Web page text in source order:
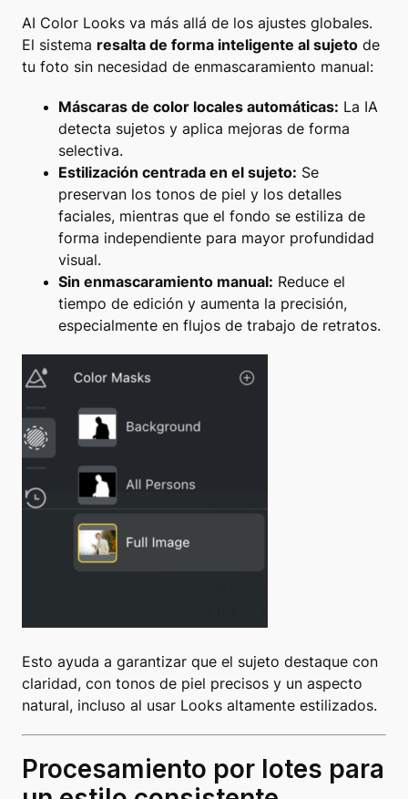
AI Color Looks va más allá de los ajustes globales.
El sistema resalta de forma inteligente al sujeto de
tu foto sin necesidad de enmascaramiento manual:
Máscaras de color locales automáticas: La IA
detecta sujetos y aplica mejoras de forma
selectiva.
Estilización centrada en el sujeto: Se
preservan los tonos de piel y los detalles
faciales, mientras que el fondo se estiliza de
forma independiente para mayor profundidad
visual.
Sin enmascaramiento manual: Reduce el
tiempo de edición y aumenta la precisión,
especialmente en flujos de trabajo de retratos.
Esto ayuda a garantizar que el sujeto destaque con
claridad, con tonos de piel precisos y un aspecto
natural, incluso al usar Looks altamente estilizados.
Procesamiento por lotes para